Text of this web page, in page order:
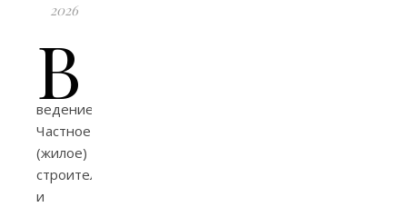
2026
В
ведение
Частное
(жилое)
строительство
и